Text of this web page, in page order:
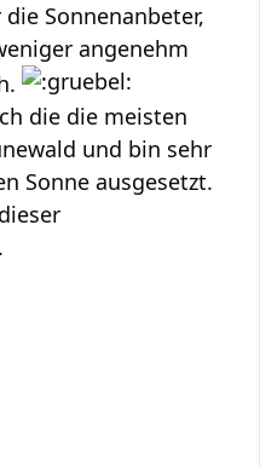
Sonnenanbeter,
angenehm
die die meisten
und bin sehr
Sonne ausgesetzt.